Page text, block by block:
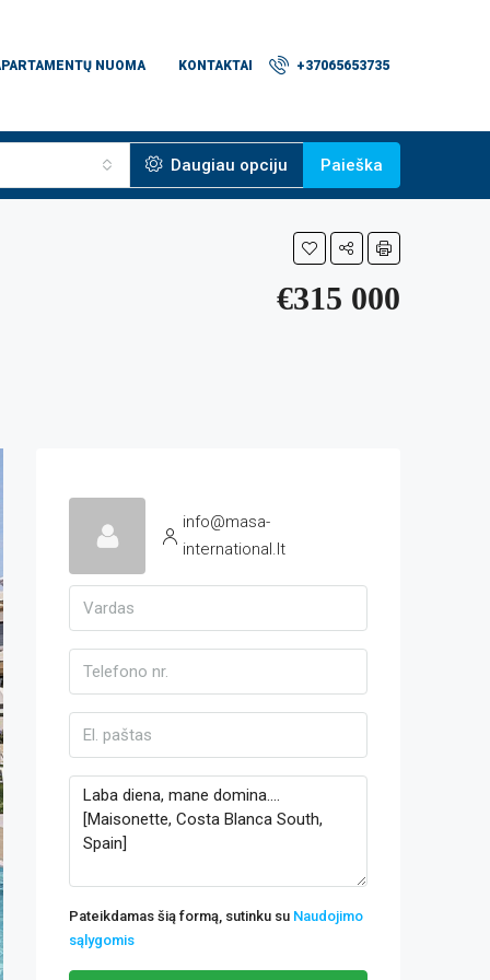
NUOMA KONTAKTAI +37065653735
Daugiau opciju Paieška
€315 000
info@masa-
international.lt
Pateikdamas šią formą, sutinku su Naudojimo
sąlygomis